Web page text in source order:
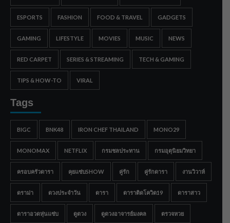
ESPORTS FASHION FOOD & TRAVEL GADGETS
GAMING LIFESTYLE MOVIES MUSIC NEWS
RED CARPET SERIES & STREAMING TECH & GAMING
TIPS & HOW-TO VIRAL
Tags
BIGC BNK48 IRON CHEF THAILAND MONO29
MONOMAX NETFLIX กรมชลประทาน กรมอุตุนิยมวิทยา
ครอบครัวดารา คุยแซ่บSHOW คู่รัก คู่รักดารา งานวิวาห์
ดราม่า ดวงประจำวัน ดารา ดาราติดโควิด19 ดาราสาว
ดาราอวดหุ่นแซ่บ ดูดวง ดูดวงอาจารย์มงคล ตรวจหวย